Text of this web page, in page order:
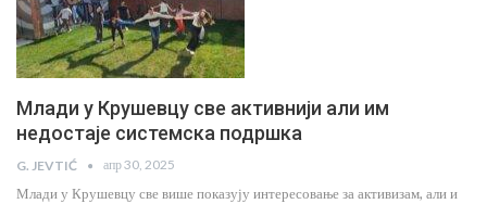
Млади у Крушевцу све активнији али им
недостаје системска подршка
G. JEVTIĆ апр 30, 2025
Млади у Крушевцу све више показују интересовање за активизам, али и